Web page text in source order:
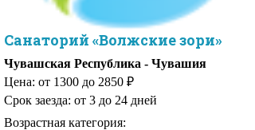
Санаторий «Волжские зори»
Чувашская Республика - Чувашия
Цена: от 1300 до 2850 ₽
Срок заезда: от 3 до 24 дней
Возрастная категория: